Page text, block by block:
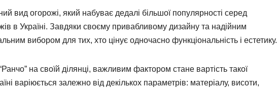
вид огорожі, який набуває дедалі більшої популярності серед
в Україні. Завдяки своєму привабливому дизайну та надійним
вибором для тих, хто цінує одночасно функціональність і естетику.
на своїй ділянці, важливим фактором стане вартість такої
варіюється залежно від декількох параметрів: матеріалу, висоти,